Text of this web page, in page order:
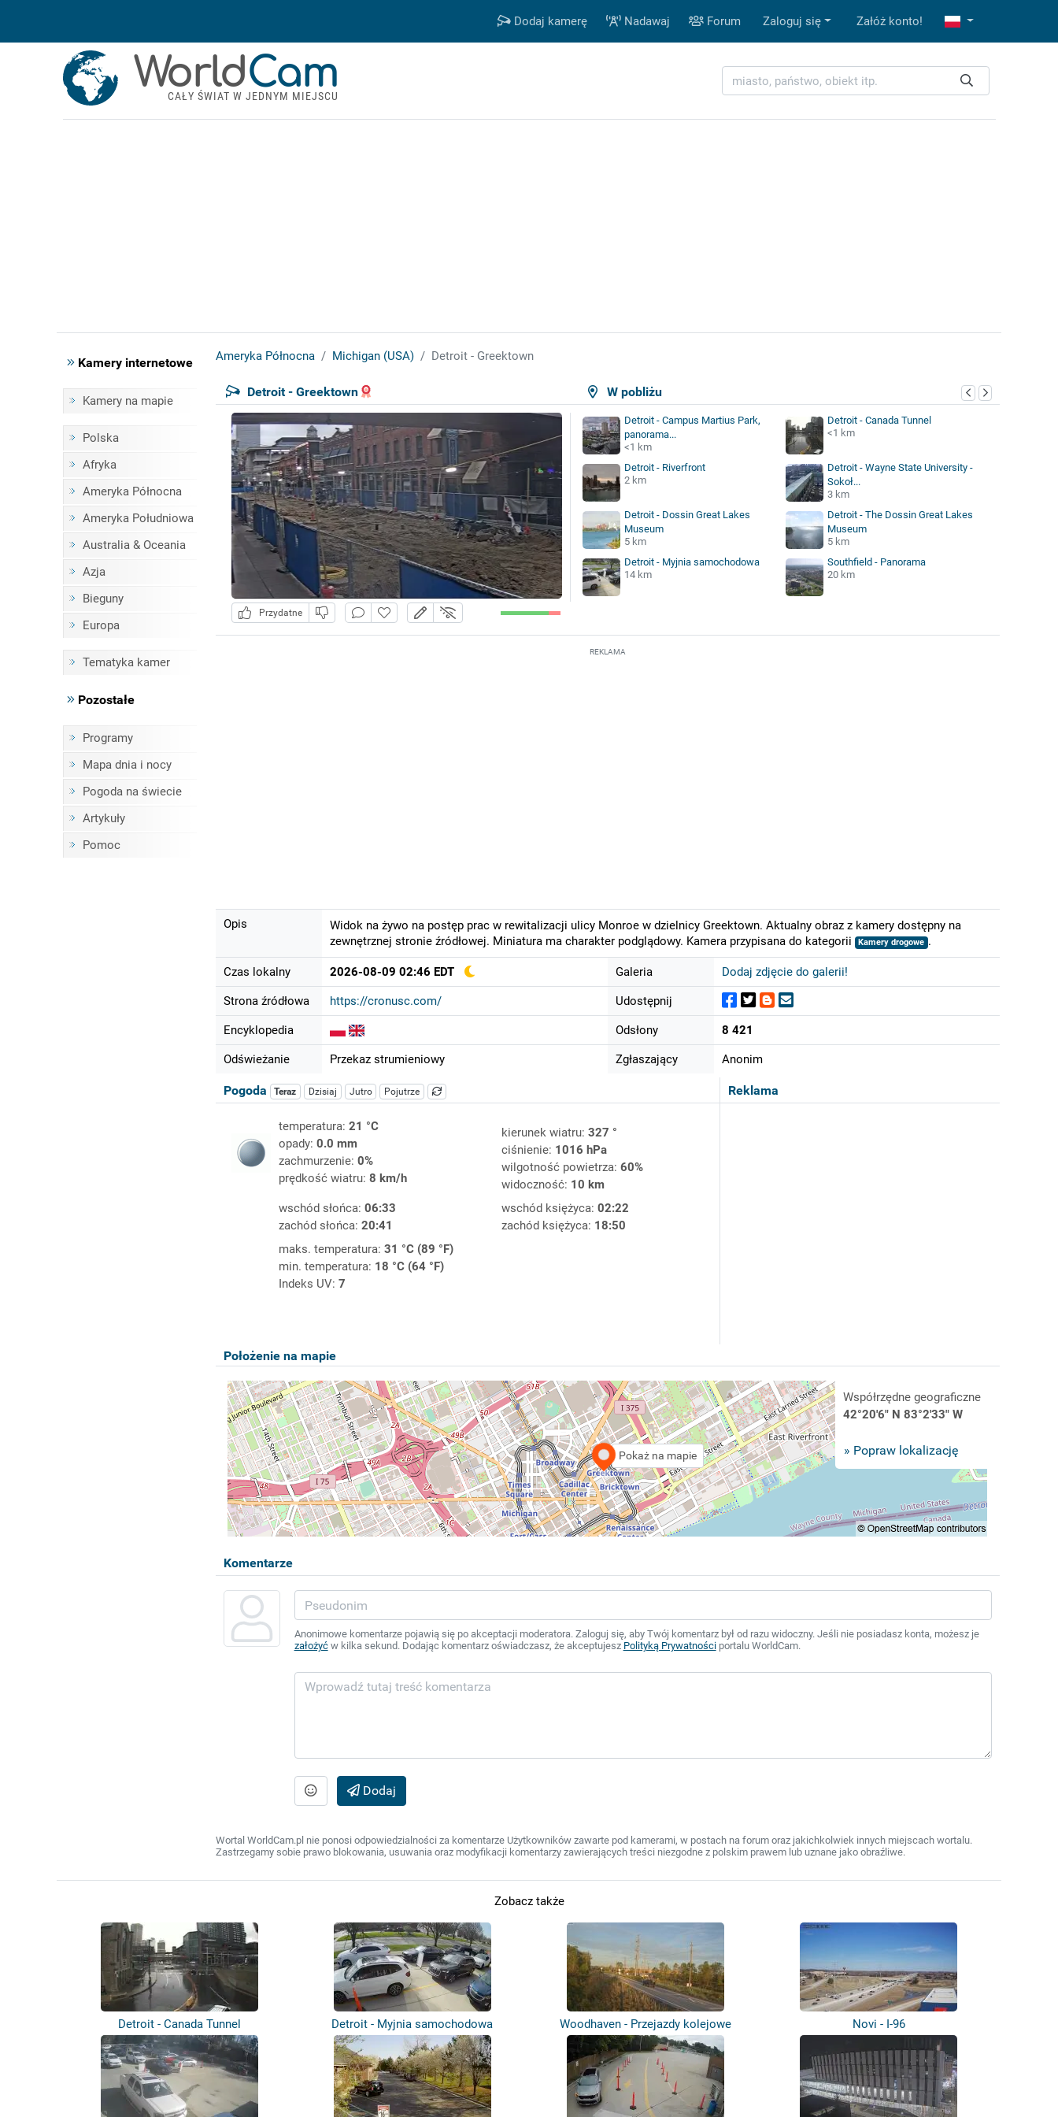
Dodaj kamerę Nadawaj Forum Zaloguj się Załóż konto!
WorldCam
CAŁY ŚWIAT W JEDNYM MIEJSCU
Kamery internetowe
Kamery na mapie
Polska
Afryka
Ameryka Północna
Ameryka Południowa
Australia & Oceania
Azja
Bieguny
Europa
Tematyka kamer
Pozostałe
Programy
Mapa dnia i nocy
Pogoda na świecie
Artykuły
Pomoc
Ameryka Północna Michigan (USA) Detroit - Greektown
W pobliżu
Detroit - Greektown
Przydatne
Detroit - Campus Martius Park,
panorama...
<1 km
Detroit - Canada Tunnel
<1 km
Detroit - Riverfront
2 km
Detroit - Wayne State University -
Sokoł...
3 km
Detroit - Dossin Great Lakes
Museum
5 km
Detroit - The Dossin Great Lakes
Museum
5 km
Detroit - Myjnia samochodowa
14 km
Southfield - Panorama
20 km
REKLAMA
Opis
Widok na żywo na postęp prac w rewitalizacji ulicy Monroe w dzielnicy Greektown. Aktualny obraz z kamery dostępny na
zewnętrznej stronie źródłowej. Miniatura ma charakter podglądowy. Kamera przypisana do kategorii
Kamery drogowe .
Czas lokalny 2026-08-09 02:46 EDT
Strona źródłowa https://cronusc.com/
Encyklopedia
Odświeżanie Przekaz strumieniowy
Galeria Dodaj zdjęcie do galerii!
Udostępnij
Odsłony 8 421
Zgłaszający Anonim
Reklama
Pogoda Teraz Dzisiaj Jutro Pojutrze
temperatura: 21 °C
opady: 0.0 mm
zachmurzenie: 0%
prędkość wiatru: 8 km/h
kierunek wiatru: 327 °
ciśnienie: 1016 hPa
wilgotność powietrza: 60%
widoczność: 10 km
wschód słońca: 06:33
zachód słońca: 20:41
wschód księżyca: 02:22
zachód księżyca: 18:50
maks. temperatura: 31 °C (89 °F)
min. temperatura: 18 °C (64 °F)
Indeks UV: 7
Położenie na mapie
Pokaż na mapie
Współrzędne geograficzne
42°20'6" N 83°2'33" W
» Popraw lokalizację
Komentarze
Anonimowe komentarze pojawią się po akceptacji moderatora. Zaloguj się, aby Twój komentarz był od razu widoczny. Jeśli nie posiadasz konta, możesz je
założyćw kilka sekund. Dodając komentarz oświadczasz, że akceptujesz Polityką Prywatnościportalu WorldCam.
Dodaj
Wortal WorldCam.pl nie ponosi odpowiedzialności za komentarze Użytkowników zawarte pod kamerami, w postach na forum oraz jakichkolwiek innych miejscach wortalu.
Zastrzegamy sobie prawo blokowania, usuwania oraz modyfikacji komentarzy zawierających treści niezgodne z polskim prawem lub uznane jako obraźliwe.
Zobacz także
Detroit - Canada Tunnel Detroit - Myjnia samochodowa Woodhaven - Przejazdy kolejowe Novi - I-96